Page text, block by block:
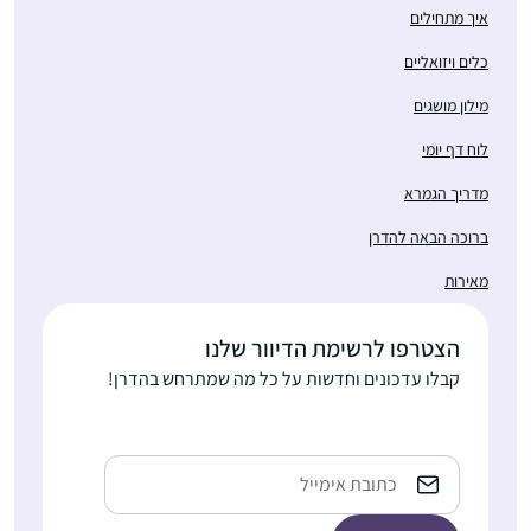
לקראת סיום מסכת
התחלתי בתחילת הסבב,
משמעות נוספת ליומיום
מקום בתוך כל שגרת
הבית-עבודה השוטפת.
רעות אברהמי
בית שמש,
איך מתחילים
כלים ויזואליים
מילון מושגים
לוח דף יומי
מדריך הגמרא
ברוכה הבאה להדרן
מאירות
הצטרפו לרשימת הדיוור שלנו
קבלו עדכונים וחדשות על כל מה שמתרחש בהדרן!
Email